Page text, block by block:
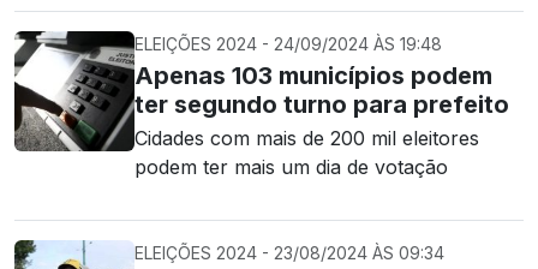
ELEIÇÕES 2024 - 24/09/2024 ÀS 19:48
Apenas 103 municípios podem
ter segundo turno para prefeito
Cidades com mais de 200 mil eleitores
podem ter mais um dia de votação
ELEIÇÕES 2024 - 23/08/2024 ÀS 09:34